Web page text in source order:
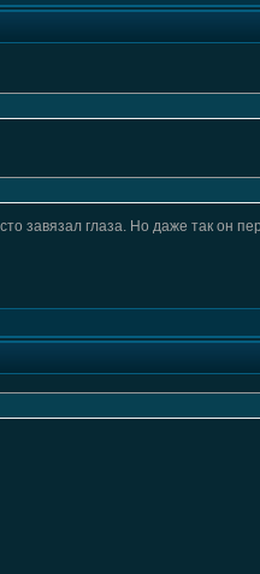
завязал глаза. Но даже так он